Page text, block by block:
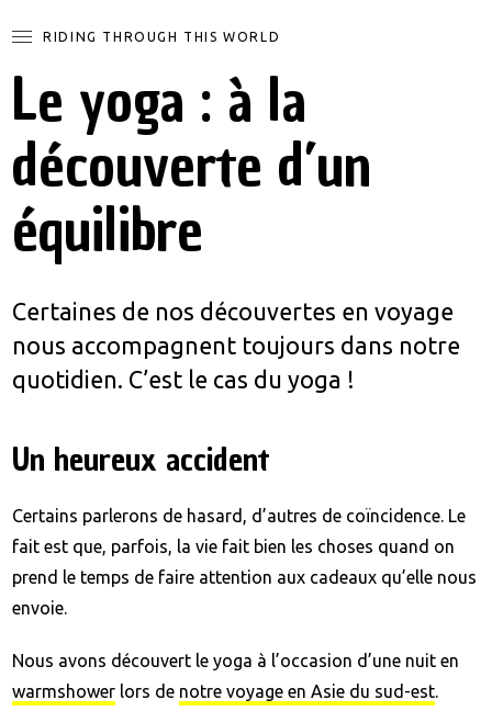
RIDING THROUGH THIS WORLD
Le yoga : à la
découverte d’un
équilibre
Certaines de nos découvertes en voyage
nous accompagnent toujours dans notre
quotidien. C’est le cas du yoga !
Un heureux accident
Certains parlerons de hasard, d’autres de coïncidence. Le
fait est que, parfois, la vie fait bien les choses quand on
prend le temps de faire attention aux cadeaux qu’elle nous
envoie.
Nous avons découvert le yoga à l’occasion d’une nuit en
warmshower lors de notre voyage en Asie du sud-est.